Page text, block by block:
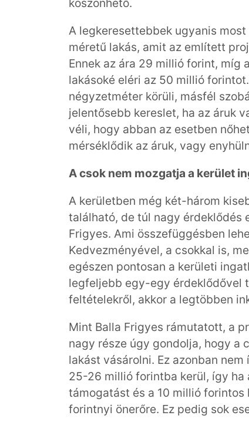
A legkeresettebbek ugyanis
méretű lakás, amit az említett
Ennek az ára 29 millió forint, míg
lakásoké eléri az 50 millió
négyzetméter körüli, másfél
jelentősebb kereslet, ha az áruk
véli, hogy abban az esetben
mérséklődik az áruk, vagy
A csok nem mozgatja a kerület
A kerületben még két-három
található, de túl nagy érdeklődés
Frigyes. Ami összefüggésben
Kedvezményével, a csokkal is,
egészen pontosan a kerületi
legfeljebb egy-egy érdeklődővel
feltételekről, akkor a legtöbben
Mint Balla Frigyes rámutatott, a
nagy része úgy gondolja, hogy a
lakást vásárolni. Ez azonban
25-26 millió forintba kerül, így ha
támogatást és a 10 millió
forintnyi önerőre. Ez pedig sok